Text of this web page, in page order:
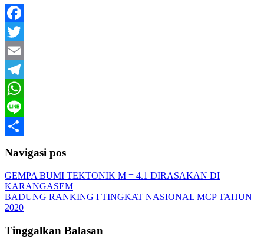
Facebook
Twitter
Email
Telegram
WhatsApp
Line
Navigasi pos
GEMPA BUMI TEKTONIK M = 4.1 DIRASAKAN DI
KARANGASEM
BADUNG RANKING I TINGKAT NASIONAL MCP TAHUN
2020
Tinggalkan Balasan